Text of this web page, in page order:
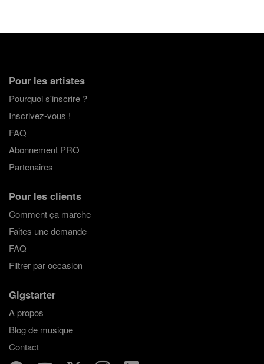
Pour les artistes
Pourquoi s'inscrire ?
Inscrivez-vous !
FAQ
Abonnement PRO
Partenaires
Pour les clients
Comment ça marche
Faites une demande
FAQ
Filtrer par occasion
Gigstarter
A propos
Blog de musique
Contact